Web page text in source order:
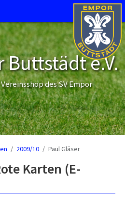
Buttstädt e.V.
des SV Empor
2009/10 Paul Gläser
Karten (E-